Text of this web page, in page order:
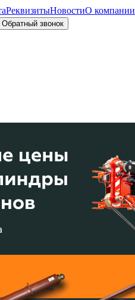
РеквизитыНовостиО компании
Обратный звонок